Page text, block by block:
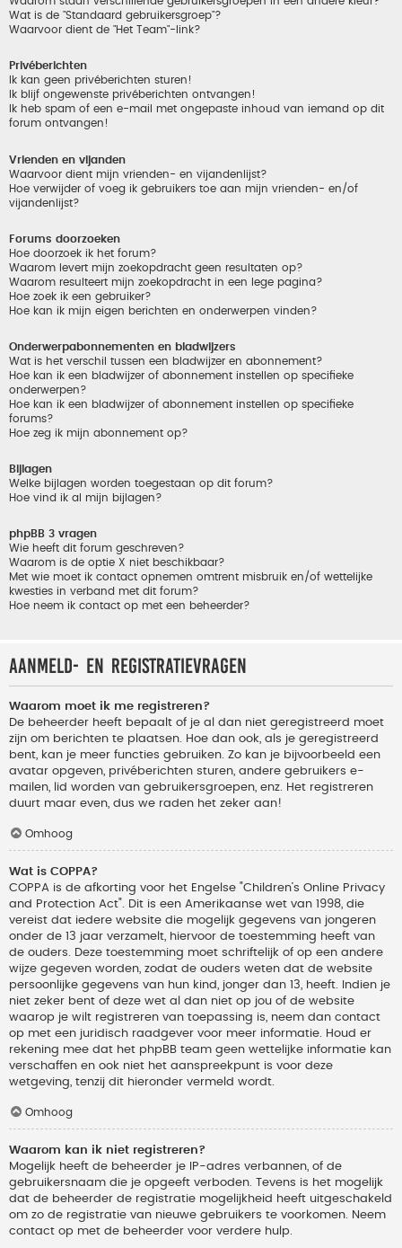
Wat is de "Standaard gebruikersgroep"?
Waarvoor dient de "Het Team"-link?
Privéberichten
Ik kan geen privéberichten sturen!
Ik blijf ongewenste privéberichten ontvangen!
Ik heb spam of een e-mail met ongepaste inhoud van iemand op dit
forum ontvangen!
Vrienden en vijanden
Waarvoor dient mijn vrienden- en vijandenlijst?
Hoe verwijder of voeg ik gebruikers toe aan mijn vrienden- en/of
vijandenlijst?
Forums doorzoeken
Hoe doorzoek ik het forum?
Waarom levert mijn zoekopdracht geen resultaten op?
Waarom resulteert mijn zoekopdracht in een lege pagina?
Hoe zoek ik een gebruiker?
Hoe kan ik mijn eigen berichten en onderwerpen vinden?
Onderwerpabonnementen en bladwijzers
Wat is het verschil tussen een bladwijzer en abonnement?
Hoe kan ik een bladwijzer of abonnement instellen op specifieke
onderwerpen?
Hoe kan ik een bladwijzer of abonnement instellen op specifieke
forums?
Hoe zeg ik mijn abonnement op?
Bijlagen
Welke bijlagen worden toegestaan op dit forum?
Hoe vind ik al mijn bijlagen?
phpBB 3 vragen
Wie heeft dit forum geschreven?
Waarom is de optie X niet beschikbaar?
Met wie moet ik contact opnemen omtrent misbruik en/of wettelijke
kwesties in verband met dit forum?
Hoe neem ik contact op met een beheerder?
Aanmeld- en registratievragen
Waarom moet ik me registreren?
De beheerder heeft bepaalt of je al dan niet geregistreerd moet
zijn om berichten te plaatsen. Hoe dan ook, als je geregistreerd
bent, kan je meer functies gebruiken. Zo kan je bijvoorbeeld een
avatar opgeven, privéberichten sturen, andere gebruikers e-
mailen, lid worden van gebruikersgroepen, enz. Het registreren
duurt maar even, dus we raden het zeker aan!
Omhoog
Wat is COPPA?
COPPA is de afkorting voor het Engelse "Children’s Online Privacy
and Protection Act". Dit is een Amerikaanse wet van 1998, die
vereist dat iedere website die mogelijk gegevens van jongeren
onder de 13 jaar verzamelt, hiervoor de toestemming heeft van
de ouders. Deze toestemming moet schriftelijk of op een andere
wijze gegeven worden, zodat de ouders weten dat de website
persoonlijke gegevens van hun kind, jonger dan 13, heeft. Indien je
niet zeker bent of deze wet al dan niet op jou of de website
waarop je wilt registreren van toepassing is, neem dan contact
op met een juridisch raadgever voor meer informatie. Houd er
rekening mee dat het phpBB team geen wettelijke informatie kan
verschaffen en ook niet het aanspreekpunt is voor deze
wetgeving, tenzij dit hieronder vermeld wordt.
Omhoog
Waarom kan ik niet registreren?
Mogelijk heeft de beheerder je IP-adres verbannen, of de
gebruikersnaam die je opgeeft verboden. Tevens is het mogelijk
dat de beheerder de registratie mogelijkheid heeft uitgeschakeld
om zo de registratie van nieuwe gebruikers te voorkomen. Neem
contact op met de beheerder voor verdere hulp.